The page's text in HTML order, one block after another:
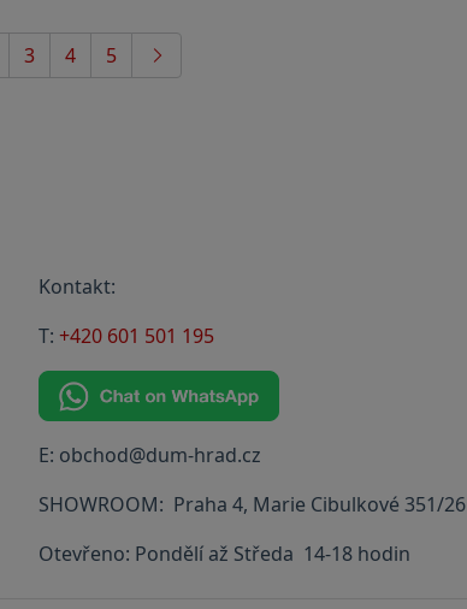
3 4 5
Kontakt:
T: +420 601 501 195
E: obchod@dum-hrad.cz
SHOWROOM: Praha 4, Marie Cibulkové 351/26
Otevřeno: Pondělí až Středa 14-18 hodin